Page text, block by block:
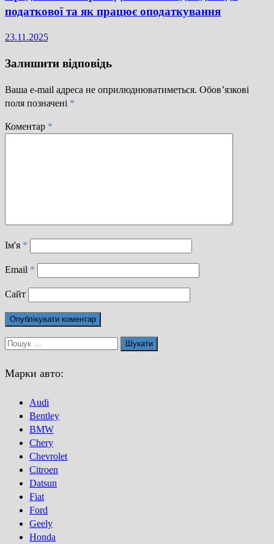
податкової та як працює оподаткування
23.11.2025
Залишити відповідь
Ваша e-mail адреса не оприлюднюватиметься. Обов’язкові
поля позначені *
Коментар *
Ім'я *
Email *
Сайт
Пошук:
Марки авто:
Audi
Bentley
BMW
Chery
Chevrolet
Citroen
Datsun
Fiat
Ford
Geely
Honda